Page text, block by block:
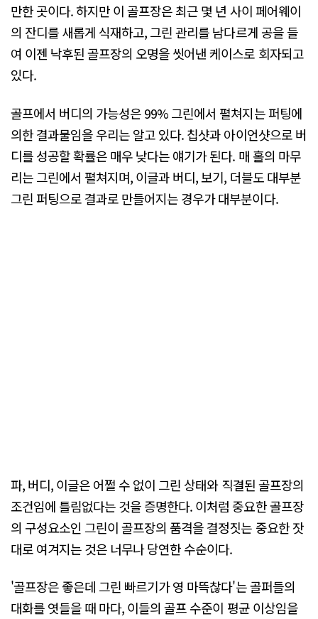
만한 곳이다. 하지만 이 골프장은 최근 몇 년 사이 페어웨이
의 잔디를 새롭게 식재하고, 그린 관리를 남다르게 공을 들
여 이젠 낙후된 골프장의 오명을 씻어낸 케이스로 회자되고
있다.
골프에서 버디의 가능성은 99% 그린에서 펼쳐지는 퍼팅에
의한 결과물임을 우리는 알고 있다. 칩샷과 아이언샷으로 버
디를 성공할 확률은 매우 낮다는 얘기가 된다. 매 홀의 마무
리는 그린에서 펼쳐지며, 이글과 버디, 보기, 더블도 대부분
그린 퍼팅으로 결과로 만들어지는 경우가 대부분이다.
파, 버디, 이글은 어쩔 수 없이 그린 상태와 직결된 골프장의
조건임에 틀림없다는 것을 증명한다. 이처럼 중요한 골프장
의 구성요소인 그린이 골프장의 품격을 결정짓는 중요한 잣
대로 여겨지는 것은 너무나 당연한 수순이다.
'골프장은 좋은데 그린 빠르기가 영 마뜩찮다'는 골퍼들의
대화를 엿들을 때 마다, 이들의 골프 수준이 평균 이상임을